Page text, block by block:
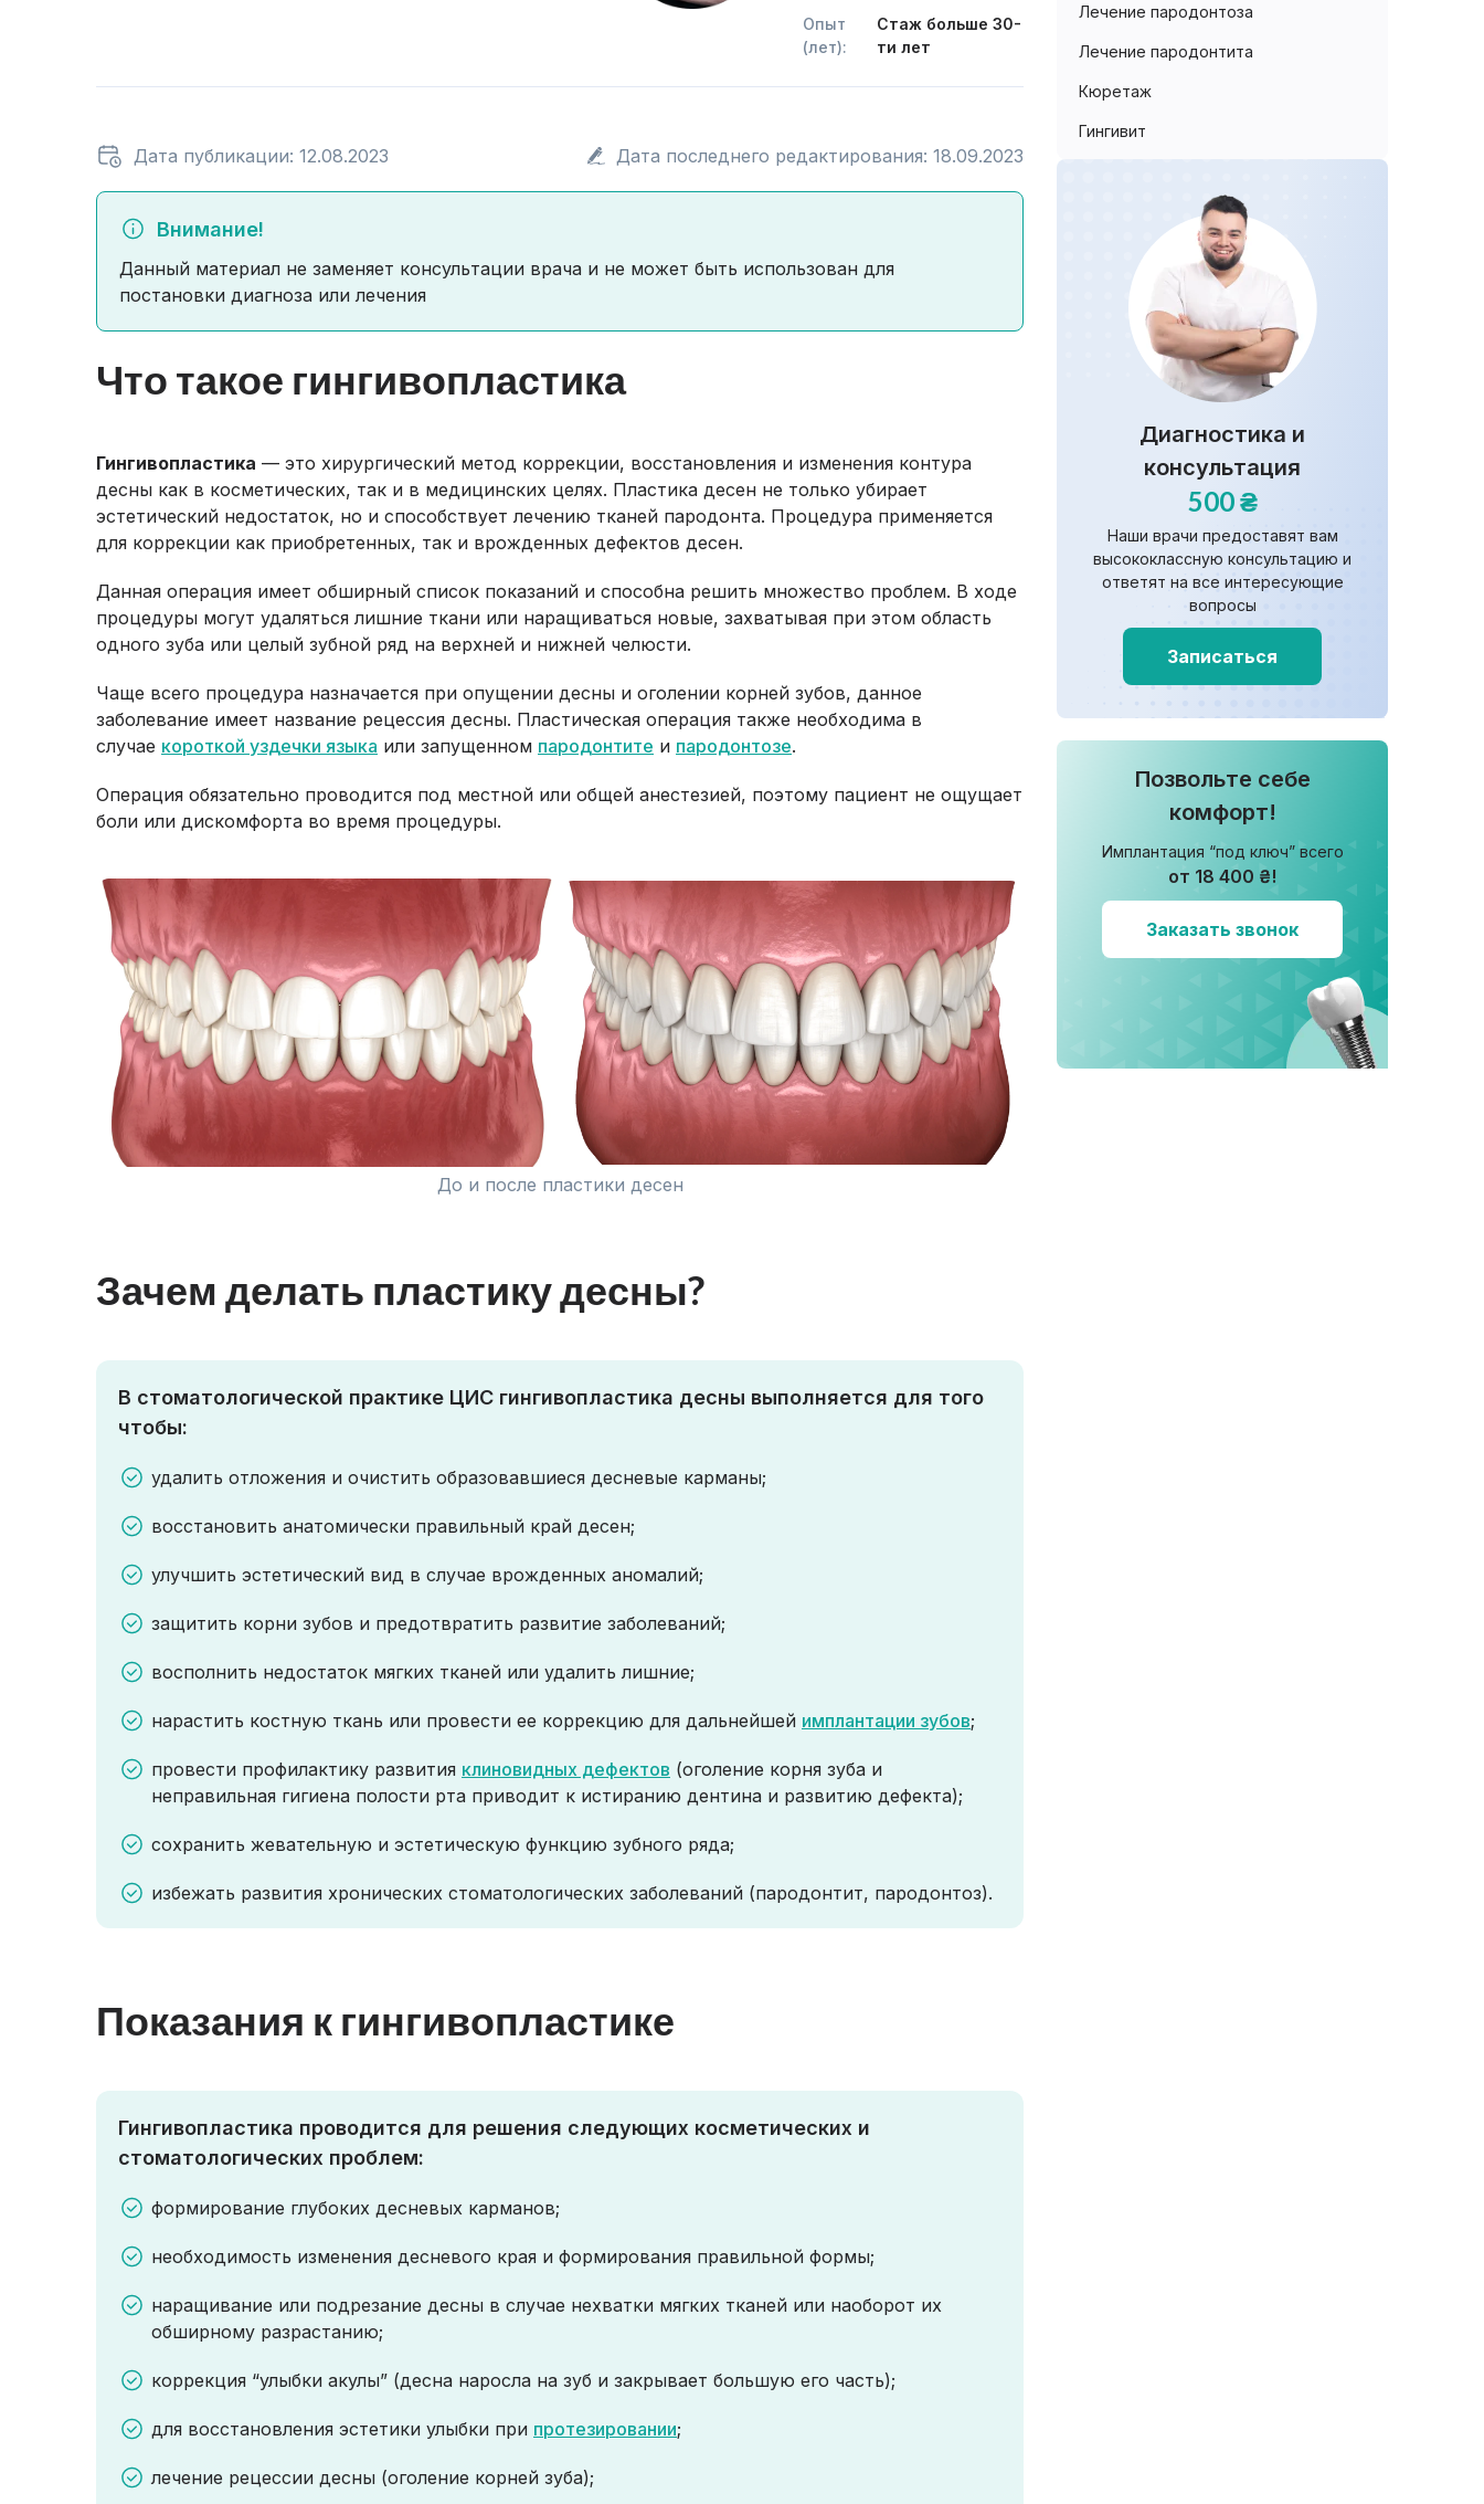
Опыт
(лет):
Стаж больше 30-
ти лет
Дата публикации: 12.08.2023 Дата последнего редактирования: 18.09.2023
Внимание!
Данный материал не заменяет консультации врача и не может быть использован для
постановки диагноза или лечения
Что такое гингивопластика
Гингивопластика — это хирургический метод коррекции, восстановления и изменения контура
десны как в косметических, так и в медицинских целях. Пластика десен не только убирает
эстетический недостаток, но и способствует лечению тканей пародонта. Процедура применяется
для коррекции как приобретенных, так и врожденных дефектов десен.
Данная операция имеет обширный список показаний и способна решить множество проблем. В ходе
процедуры могут удаляться лишние ткани или наращиваться новые, захватывая при этом область
одного зуба или целый зубной ряд на верхней и нижней челюсти.
Чаще всего процедура назначается при опущении десны и оголении корней зубов, данное
заболевание имеет название рецессия десны. Пластическая операция также необходима в
случае короткой уздечки языка или запущенном пародонтите и пародонтозе.
Операция обязательно проводится под местной или общей анестезией, поэтому пациент не ощущает
боли или дискомфорта во время процедуры.
До и после пластики десен
Зачем делать пластику десны?
В стоматологической практике ЦИС гингивопластика десны выполняется для того
чтобы:
удалить отложения и очистить образовавшиеся десневые карманы;
восстановить анатомически правильный край десен;
улучшить эстетический вид в случае врожденных аномалий;
защитить корни зубов и предотвратить развитие заболеваний;
восполнить недостаток мягких тканей или удалить лишние;
нарастить костную ткань или провести ее коррекцию для дальнейшей имплантации зубов;
провести профилактику развития клиновидных дефектов (оголение корня зуба и
неправильная гигиена полости рта приводит к истиранию дентина и развитию дефекта);
сохранить жевательную и эстетическую функцию зубного ряда;
избежать развития хронических стоматологических заболеваний (пародонтит, пародонтоз).
Показания к гингивопластике
Гингивопластика проводится для решения следующих косметических и
стоматологических проблем:
формирование глубоких десневых карманов;
необходимость изменения десневого края и формирования правильной формы;
наращивание или подрезание десны в случае нехватки мягких тканей или наоборот их
обширному разрастанию;
коррекция “улыбки акулы” (десна наросла на зуб и закрывает большую его часть);
для восстановления эстетики улыбки при протезировании;
лечение рецессии десны (оголение корней зуба);
Лечение пародонтоза
Лечение пародонтита
Кюретаж
Гингивит
Диагностика и
консультация
500 ₴
Наши врачи предоставят вам
высококлассную консультацию и
ответят на все интересующие
вопросы
Записаться
Позвольте себе
комфорт!
Имплантация “под ключ” всего
от 18 400 ₴!
Заказать звонок